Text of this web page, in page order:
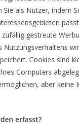
als Nutzer, indem
gestreute
Nutzungsverhaltens
Cookies sind
Computers
aber keine
erfasst?